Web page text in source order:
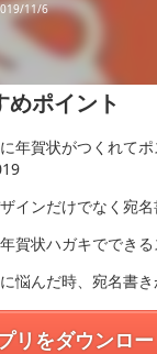
11/6
ポイント
年賀状がつくれて
インだけでなく宛
賀状ハガキででき
悩んだ時、宛名書
リをダウンロ